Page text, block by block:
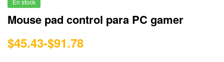
En stock
Mouse pad control para PC gamer
$45.43-$91.78